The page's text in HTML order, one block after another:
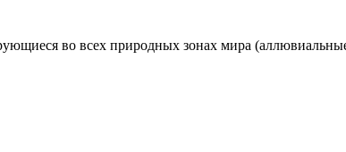
во всех природных зонах мира